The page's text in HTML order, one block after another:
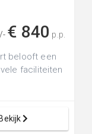
€ 840 p.p.
belooft een
faciliteiten
Bekijk